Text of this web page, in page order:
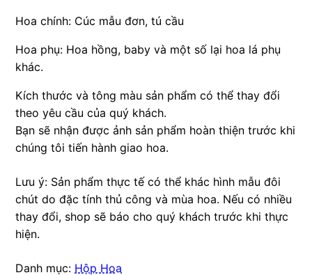
Hoa chính: Cúc mẫu đơn, tú cầu
Hoa phụ: Hoa hồng, baby và một số lại hoa lá phụ
khác.
Kích thước và tông màu sản phẩm có thể thay đổi
theo yêu cầu của quý khách.
Bạn sẽ nhận được ảnh sản phẩm hoàn thiện trước khi
chúng tôi tiến hành giao hoa.
Lưu ý: Sản phẩm thực tế có thể khác hình mẫu đôi
chút do đặc tính thủ công và mùa hoa. Nếu có nhiều
thay đổi, shop sẽ báo cho quý khách trước khi thực
hiện.
Danh mục: Hộp Hoa